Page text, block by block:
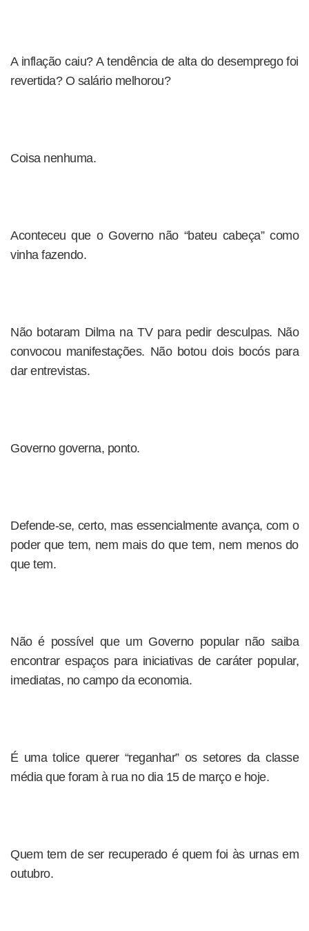
A inflação caiu? A tendência de alta do desemprego foi
revertida? O salário melhorou?
Coisa nenhuma.
Aconteceu que o Governo não “bateu cabeça” como
vinha fazendo.
Não botaram Dilma na TV para pedir desculpas. Não
convocou manifestações. Não botou dois bocós para
dar entrevistas.
Governo governa, ponto.
Defende-se, certo, mas essencialmente avança, com o
poder que tem, nem mais do que tem, nem menos do
que tem.
Não é possível que um Governo popular não saiba
encontrar espaços para iniciativas de caráter popular,
imediatas, no campo da economia.
É uma tolice querer “reganhar” os setores da classe
média que foram à rua no dia 15 de março e hoje.
Quem tem de ser recuperado é quem foi às urnas em
outubro.